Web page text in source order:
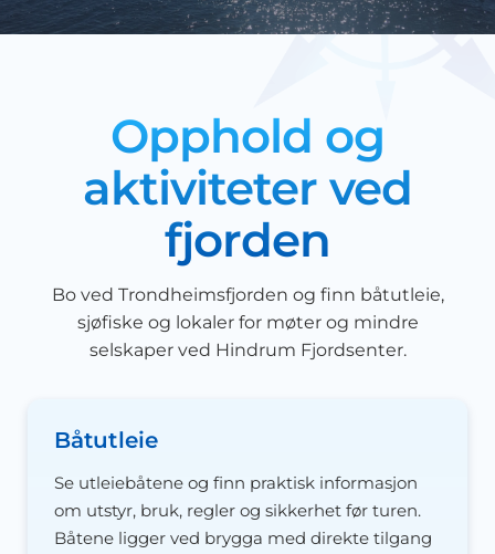
Opphold og
aktiviteter ved
fjorden
Bo ved Trondheimsfjorden og finn båtutleie,
sjøfiske og lokaler for møter og mindre
selskaper ved Hindrum Fjordsenter.
Båtutleie
Se utleiebåtene og finn praktisk informasjon
om utstyr, bruk, regler og sikkerhet før turen.
Båtene ligger ved brygga med direkte tilgang